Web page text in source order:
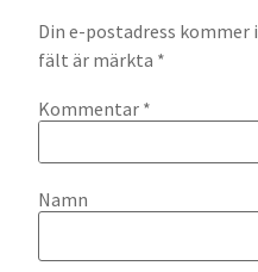
Din e-postadress kommer
fält är märkta *
Kommentar *
Namn